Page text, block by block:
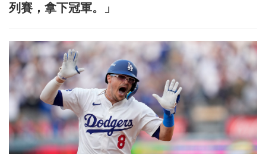
列賽，拿下冠軍。」